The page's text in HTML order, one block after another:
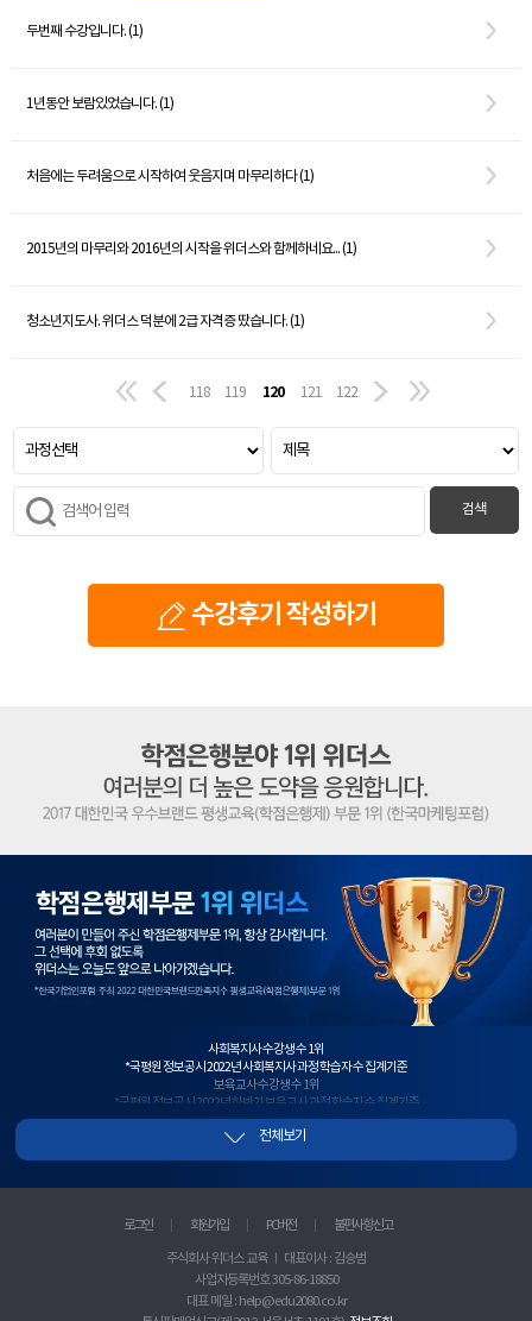
두번째 수강입니다. (1)
1년동안 보람있었습니다. (1)
처음에는 두려움으로 시작하여 웃음지며 마무리하다 (1)
2015년의 마무리와 2016년의 시작을 위더스와 함께하네요... (1)
청소년지도사. 위더스 덕분에 2급 자격증 땄습니다. (1)
118 119 120 121 122
검색
수강후기 작성하기
사회복지사 수강생 수 1위
*국평원 정보공시 2022년 사회복지사 과정 학습자 수 집계기준
보육교사 수강생 수 1위
*국평원 정보공시 2022년 하반기 보육교사 과정 학습자 수 집계기준
사회복지사+보육교사 수강생 수 1위
*국평원 정보공시, 2022년 하반기 사회복지사+보육교사 과정 이수 과목 학습자 수 합산 기준
청소년지도사 수강생 수 1위
실습과목 수강생 수 1위
사이트 방문자수 1위
*랭키닷컴 2018년 3월 2주차 기준
우수 브랜드 대상 1위
*한국마케팅포럼 선정 2017 대한민국 우수브랜드 대상 평생교육(학점은행) 부문
전체보기
로그인 회원가입 PC버전 불편사항 신고
주식회사 위더스 교육 ㅣ 대표이사 : 김승범
사업자등록번호 305-86-18850
대표 메일 : help@edu2080.co.kr